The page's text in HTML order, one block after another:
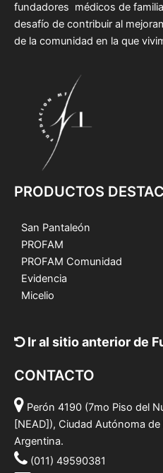
fundadores médicos de
desafío de contribuir al
de la comunidad en la que
PRODUCTOS
San Pantaleón
PROFAM
PROFAM Comunidad
Evidencia
Micelio
Ir al sitio anterior de
CONTACTO
Perón 4190 (7mo Piso del
[NEAD]), Ciudad Autónoma
Argentina.
(011) 49590381